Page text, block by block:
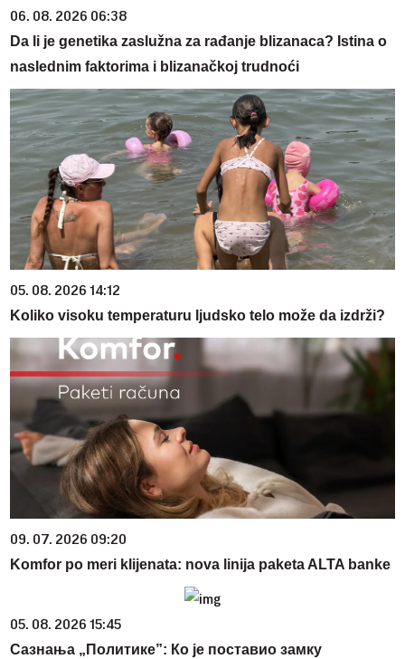
06. 08. 2026 06:38
Da li je genetika zaslužna za rađanje blizanaca? Istina o
naslednim faktorima i blizanačkoj trudnoći
05. 08. 2026 14:12
Koliko visoku temperaturu ljudsko telo može da izdrži?
09. 07. 2026 09:20
Komfor po meri klijenata: nova linija paketa ALTA banke
05. 08. 2026 15:45
Сазнања „Политике”: Ко је поставио замку